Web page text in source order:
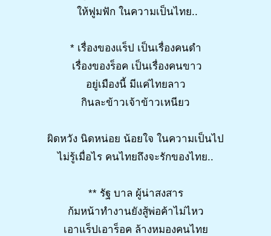
ให้ฟูมฟัก ในความเป็นไทย..
* เรื่องของแร็ป เป็นเรื่องคนดำ
เรื่องของร็อค เป็นเรื่องคนขาว
อยู่เมืองนี้ มีแค่ไทยลาว
กินละข้าวเจ้าข้าวเหนียว
ผิดหวัง นิดหน่อย น้อยใจ ในความเป็นไป
ไม่รู้เมื่อไร คนไทยถึงจะรักของไทย..
** รัฐ บาล ผู้น่าสงสาร
ก้มหน้าทำงานยังสู้พ่อค้าไม่ไหว
เอาแร็ปเอาร็อค ล้างหมองคนไทย